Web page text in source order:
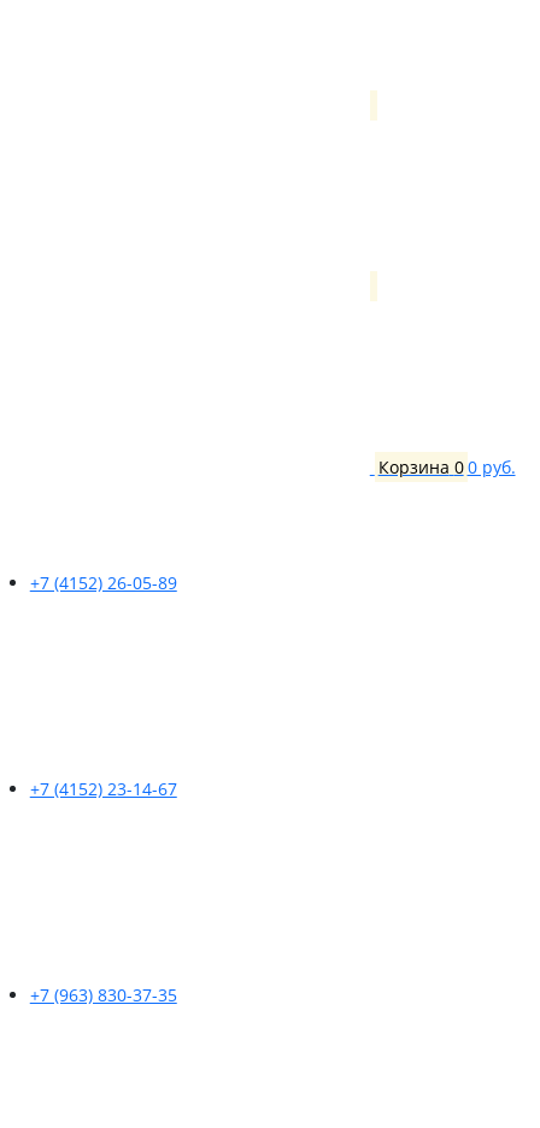
Корзина 00 руб.
+7 (4152) 26-05-89
+7 (4152) 23-14-67
+7 (963) 830-37-35